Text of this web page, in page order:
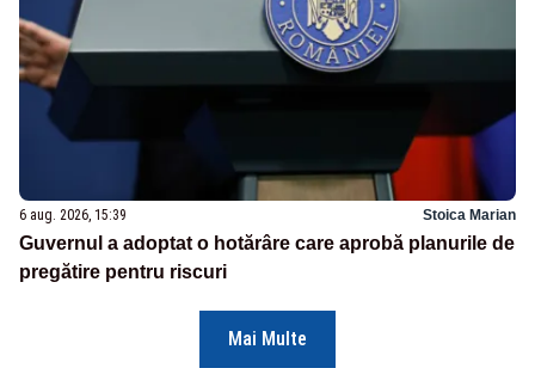
6 aug. 2026, 15:39 Stoica Marian
Guvernul a adoptat o hotărâre care aprobă planurile de
pregătire pentru riscuri
Mai Multe